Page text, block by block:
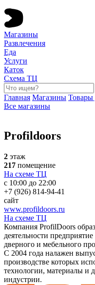
Магазины
Развлечения
Еда
Услуги
Каток
Схема ТЦ
Главная Магазины Товары
Все магазины
Profildoors
2 этаж
217 помещение
На схеме ТЦ
с 10:00 до 22:00
+7 (926) 814-94-41
сайт
www.profildoors.ru
На схеме ТЦ
Компания ProfilDoors
деятельности
дверного и мебельного
С 2004 года налажен
производстве которых
технологии, материалы и
индустрии.